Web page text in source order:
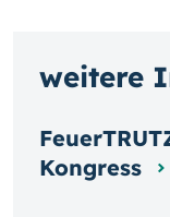
weitere
Kongress